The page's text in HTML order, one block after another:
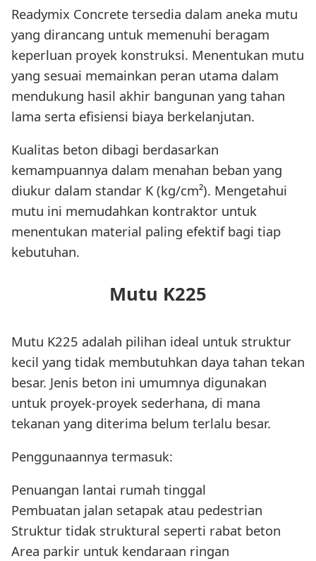
Readymix Concrete tersedia dalam aneka mutu
yang dirancang untuk memenuhi beragam
keperluan proyek konstruksi. Menentukan mutu
yang sesuai memainkan peran utama dalam
mendukung hasil akhir bangunan yang tahan
lama serta efisiensi biaya berkelanjutan.
Kualitas beton dibagi berdasarkan
kemampuannya dalam menahan beban yang
diukur dalam standar K (kg/cm²). Mengetahui
mutu ini memudahkan kontraktor untuk
menentukan material paling efektif bagi tiap
kebutuhan.
Mutu K225
Mutu K225 adalah pilihan ideal untuk struktur
kecil yang tidak membutuhkan daya tahan tekan
besar. Jenis beton ini umumnya digunakan
untuk proyek-proyek sederhana, di mana
tekanan yang diterima belum terlalu besar.
Penggunaannya termasuk:
Penuangan lantai rumah tinggal
Pembuatan jalan setapak atau pedestrian
Struktur tidak struktural seperti rabat beton
Area parkir untuk kendaraan ringan